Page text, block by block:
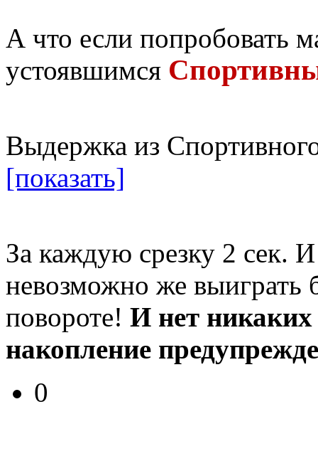
А что если попробовать
устоявшимся
Выдержка из
[показать]
За каждую срезку 2 сек.
невозможно же выиграть
повороте! И нет
накопление
0